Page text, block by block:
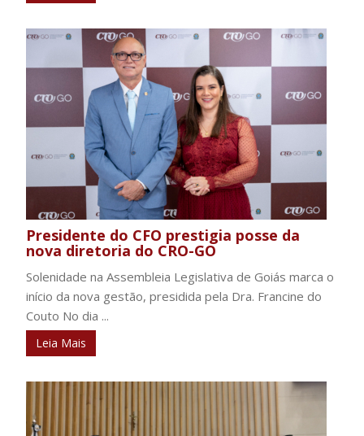
Presidente do CFO prestigia posse da
nova diretoria do CRO-GO
Solenidade na Assembleia Legislativa de Goiás marca o
início da nova gestão, presidida pela Dra. Francine do
Couto No dia ...
Leia Mais